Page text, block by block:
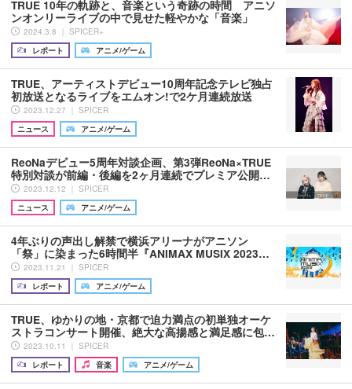
TRUE 10年の軌跡と、音楽という奇跡の時間 アニソ
ンオンリーライブの中で見せた軽やかな「音楽」
2024.3.8 ｜ SPICER+
レポート
アニメ/ゲーム
TRUE、アーティストデビュー10周年記念テレビ独占
初放送となるライブをエムオン!で2ケ月連続放送
2023.12.27 ｜ SPICER
ニュース
アニメ/ゲーム
ReoNaデビュー5周年対談企画、第3弾ReoNa×TRUE
特別対談が前編・後編を2ヶ月連続でプレミア公開…
2023.12.12 ｜ SPICER
ニュース
アニメ/ゲーム
4年ぶりの声出し解禁で横浜アリーナがアニソン
「祭」に染まった6時間半『ANIMAX MUSIX 2023…
2023.11.21 ｜ SPICER
レポート
アニメ/ゲーム
TRUE、ゆかりの地・京都で迫力満点の初単独オーケ
ストラコンサート開催、絶大な高揚感と満足感に包…
2023.10.11 ｜ SPICER
レポート
音楽 アニメ/ゲーム